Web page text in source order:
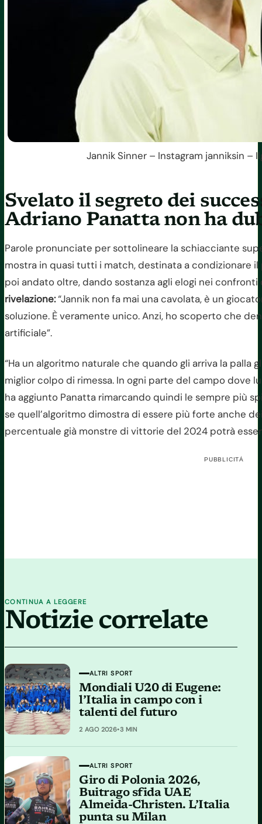
Jannik Sinner – Instagram janniksin –
Svelato il segreto dei
Adriano Panatta non ha
Parole pronunciate per sottolineare la schiacciante
mostra in quasi tutti i match, destinata a condizionare
poi andato oltre, dando sostanza agli elogi nei
rivelazione:“Jannik non fa mai una cavolata, è un
soluzione. È veramente unico. Anzi, ho scoperto che
artificiale”.
“Ha un algoritmo naturale che quando gli arriva la palla
miglior colpo di rimessa. In ogni parte del campo dove
ha aggiunto Panatta rimarcando quindi le sempre più
se quell’algoritmo dimostra di essere più forte anche
percentuale già monstre di vittorie del 2024 potrà
PUBBLICITÀ
CONTINUA A LEGGERE
Notizie correlate
ALTRI SPORT
Mondiali U20 di Eugene:
l’Italia in campo con i
talenti del futuro
2 AGO 2026•3 MIN
ALTRI SPORT
Giro di Polonia 2026,
Buitrago sfida UAE
Almeida-Christen. L’Italia
punta su Milan